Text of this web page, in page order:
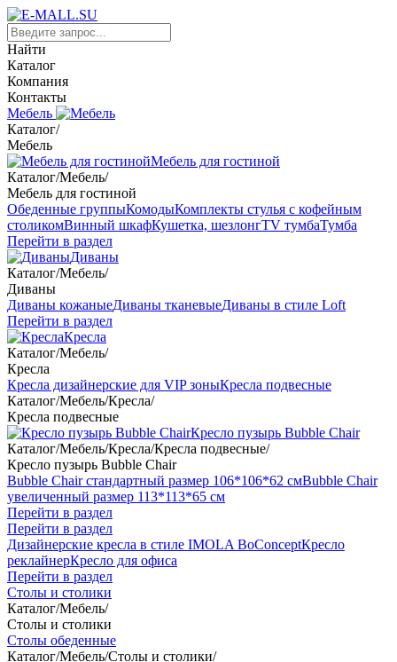
Найти
Каталог
Компания
Контакты
Мебель
Каталог/
Мебель
Мебель для гостиной
Каталог/Мебель/
Мебель для гостиной
Обеденные группыКомодыКомплекты стулья с кофейным
столикомВинный шкафКушетка, шезлонгTV тумбаТумба
Перейти в раздел
Диваны
Каталог/Мебель/
Диваны
Диваны кожаныеДиваны тканевыеДиваны в стиле Loft
Перейти в раздел
Кресла
Каталог/Мебель/
Кресла
Кресла дизайнерские для VIP зоныКресла подвесные
Каталог/Мебель/Кресла/
Кресла подвесные
Кресло пузырь Bubble Chair
Каталог/Мебель/Кресла/Кресла подвесные/
Кресло пузырь Bubble Chair
Bubble Chair стандартный размер 106*106*62 смBubble Chair
увеличенный размер 113*113*65 см
Перейти в раздел
Перейти в раздел
Дизайнерские кресла в стиле IMOLA BoConceptКресло
реклайнерКресло для офиса
Перейти в раздел
Столы и столики
Каталог/Мебель/
Столы и столики
Столы обеденные
Каталог/Мебель/Столы и столики/